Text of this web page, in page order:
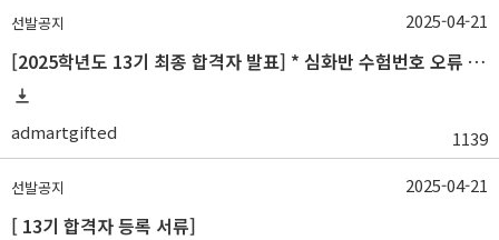
선발공지
[2025학년도 13기 최종 합격자 발표] * 심화반 수험번호 오류 수정
admartgifted 1139
2025-04-21
선발공지
[ 13기 합격자 등록 서류]
2025-04-21